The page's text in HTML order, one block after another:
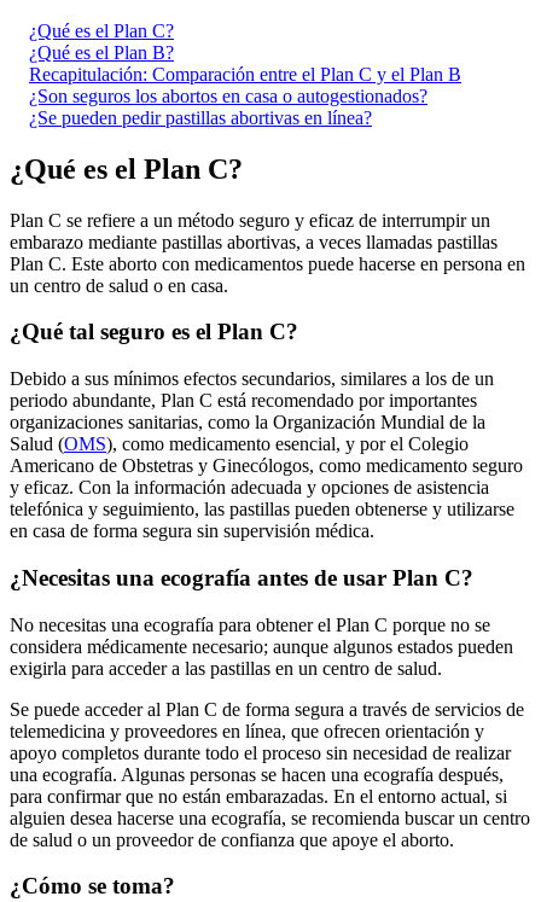
¿Qué es el Plan C?
¿Qué es el Plan B?
Recapitulación: Comparación entre el Plan C y el Plan B
¿Son seguros los abortos en casa o autogestionados?
¿Se pueden pedir pastillas abortivas en línea?
¿Qué es el Plan C?
Plan C se refiere a un método seguro y eficaz de interrumpir un
embarazo mediante pastillas abortivas, a veces llamadas pastillas
Plan C. Este aborto con medicamentos puede hacerse en persona en
un centro de salud o en casa.
¿Qué tal seguro es el Plan C?
Debido a sus mínimos efectos secundarios, similares a los de un
periodo abundante, Plan C está recomendado por importantes
organizaciones sanitarias, como la Organización Mundial de la
Salud (OMS), como medicamento esencial, y por el Colegio
Americano de Obstetras y Ginecólogos, como medicamento seguro
y eficaz. Con la información adecuada y opciones de asistencia
telefónica y seguimiento, las pastillas pueden obtenerse y utilizarse
en casa de forma segura sin supervisión médica.
¿Necesitas una ecografía antes de usar Plan C?
No necesitas una ecografía para obtener el Plan C porque no se
considera médicamente necesario; aunque algunos estados pueden
exigirla para acceder a las pastillas en un centro de salud.
Se puede acceder al Plan C de forma segura a través de servicios de
telemedicina y proveedores en línea, que ofrecen orientación y
apoyo completos durante todo el proceso sin necesidad de realizar
una ecografía. Algunas personas se hacen una ecografía después,
para confirmar que no están embarazadas. En el entorno actual, si
alguien desea hacerse una ecografía, se recomienda buscar un centro
de salud o un proveedor de confianza que apoye el aborto.
¿Cómo se toma?